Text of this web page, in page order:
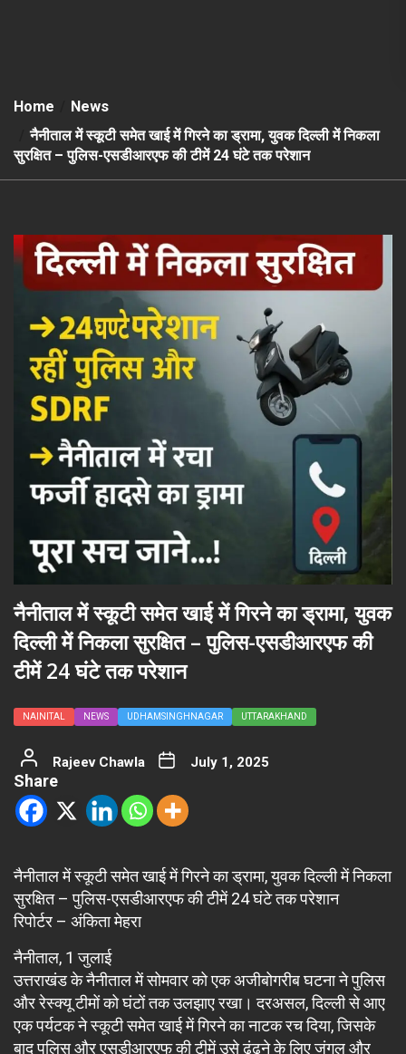
Home
News
नैनीताल में स्कूटी समेत खाई में गिरने का ड्रामा, युवक दिल्ली में निकला
सुरक्षित – पुलिस-एसडीआरएफ की टीमें 24 घंटे तक परेशान
नैनीताल में स्कूटी समेत खाई में गिरने का ड्रामा, युवक
दिल्ली में निकला सुरक्षित – पुलिस-एसडीआरएफ की
टीमें 24 घंटे तक परेशान
NAINITAL NEWS UDHAMSINGHNAGAR UTTARAKHAND
Rajeev Chawla July 1, 2025
Share
नैनीताल में स्कूटी समेत खाई में गिरने का ड्रामा, युवक दिल्ली में निकला
सुरक्षित – पुलिस-एसडीआरएफ की टीमें 24 घंटे तक परेशान
रिपोर्टर – अंकिता मेहरा
नैनीताल, 1 जुलाई
उत्तराखंड के नैनीताल में सोमवार को एक अजीबोगरीब घटना ने पुलिस
और रेस्क्यू टीमों को घंटों तक उलझाए रखा। दरअसल, दिल्ली से आए
एक पर्यटक ने स्कूटी समेत खाई में गिरने का नाटक रच दिया, जिसके
बाद पुलिस और एसडीआरएफ की टीमें उसे ढूंढने के लिए जंगल और